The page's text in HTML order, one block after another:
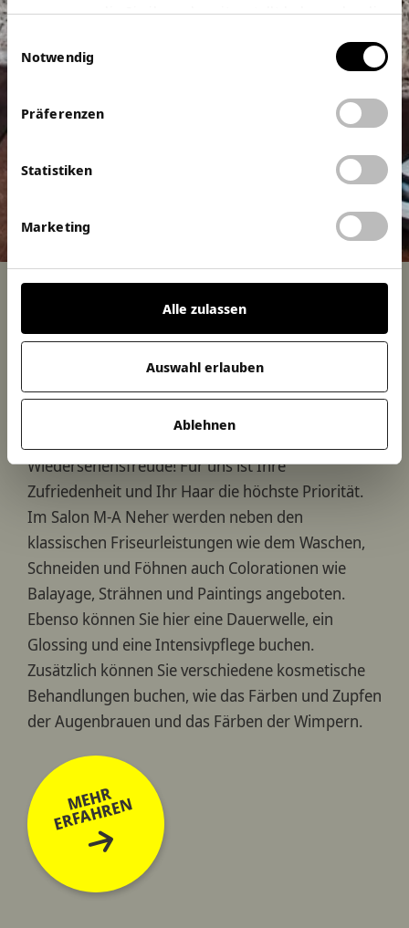
zusammen, die Sie ihnen bereitgestellt haben oder die
haben.
Einwilligungsauswahl
Notwendig
Präferenzen
Statistiken
Marketing
Alle zulassen
Auswahl erlauben
Ablehnen
Salon
Marc-Andree Neher
Herzlich willkommen im Salon M-A Neher in
Wiedersehensfreude! Für uns ist Ihre
Zufriedenheit und Ihr Haar die höchste Priorität.
Im Salon M-A Neher werden neben den
klassischen Friseurleistungen wie dem Waschen,
Schneiden und Föhnen auch Colorationen wie
Balayage, Strähnen und Paintings angeboten.
Ebenso können Sie hier eine Dauerwelle, ein
Glossing und eine Intensivpflege buchen.
Zusätzlich können Sie verschiedene kosmetische
Behandlungen buchen, wie das Färben und Zupfen
der Augenbrauen und das Färben der Wimpern.
MEHR
ERFAHREN